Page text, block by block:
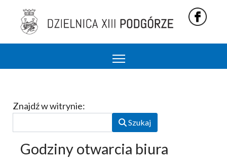
Podgórze 13 dzielnica Krakowa
Formularz wyszukiwania
Znajdź w witrynie:
Szukaj
Godziny otwarcia biura